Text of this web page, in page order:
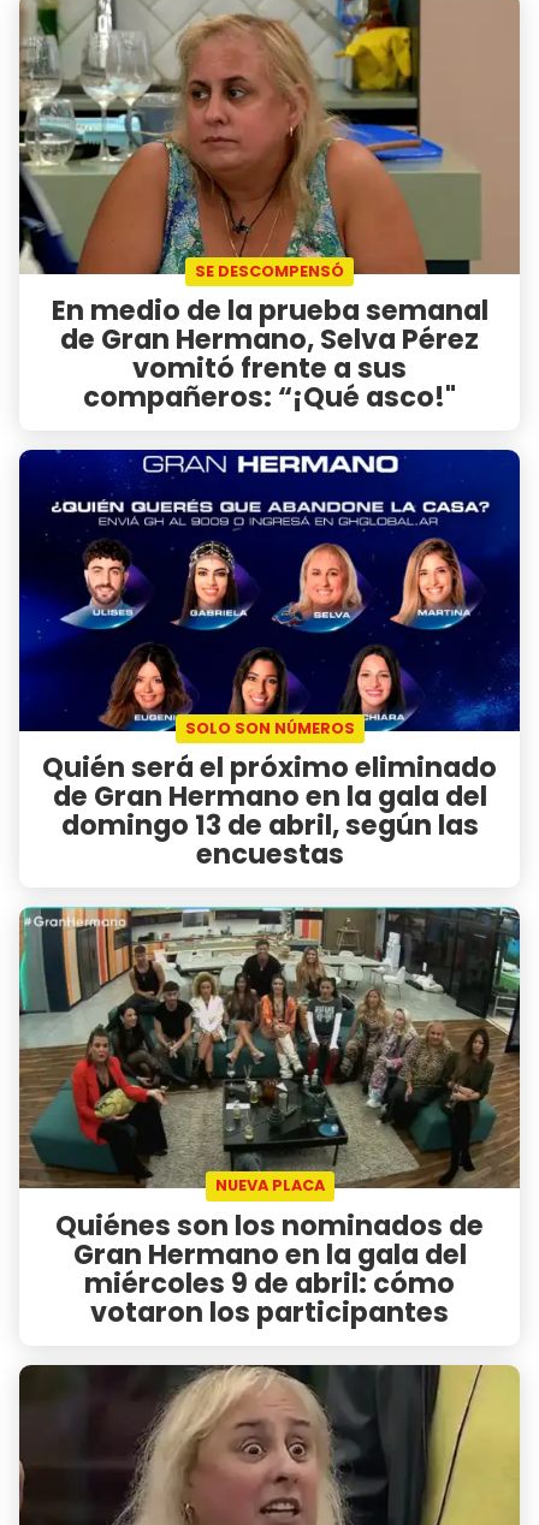
SE DESCOMPENSÓ
En medio de la prueba semanal
de Gran Hermano, Selva Pérez
vomitó frente a sus
compañeros: “¡Qué asco!"
SOLO SON NÚMEROS
Quién será el próximo eliminado
de Gran Hermano en la gala del
domingo 13 de abril, según las
encuestas
NUEVA PLACA
Quiénes son los nominados de
Gran Hermano en la gala del
miércoles 9 de abril: cómo
votaron los participantes